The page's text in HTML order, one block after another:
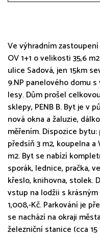
Ve výhradním
OV 1+1 o velikosti 35,6
ulice Sadová, jen 15km
9.NP panelového domu
lesy. Dům prošel
sklepy, PENB B. Byt je v
nová okna a žaluzie,
měřením. Dispozice bytu:
předsíň 3 m2, koupelna a
m2. Byt se nabízí
sporák, lednice, pračka,
křeslo, knihovna, stolek.
vstup na lodžii s
1,008,-Kč. Parkování je
se nachází na okraji
železniční stanice (cca